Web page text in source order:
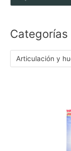
d
s
c
Articulación y